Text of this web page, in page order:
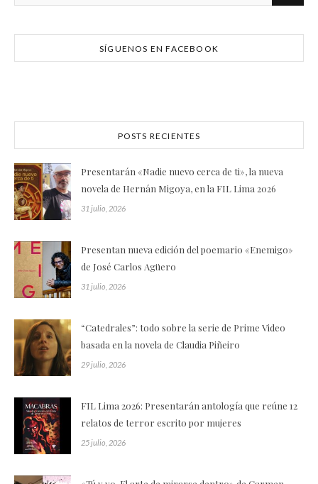
SÍGUENOS EN FACEBOOK
POSTS RECIENTES
Presentarán «Nadie nuevo cerca de ti», la nueva
novela de Hernán Migoya, en la FIL Lima 2026
31 julio, 2026
Presentan nueva edición del poemario «Enemigo»
de José Carlos Agüero
31 julio, 2026
“Catedrales”: todo sobre la serie de Prime Video
basada en la novela de Claudia Piñeiro
29 julio, 2026
FIL Lima 2026: Presentarán antología que reúne 12
relatos de terror escrito por mujeres
25 julio, 2026